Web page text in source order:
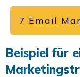
7 Email
Beispiel für